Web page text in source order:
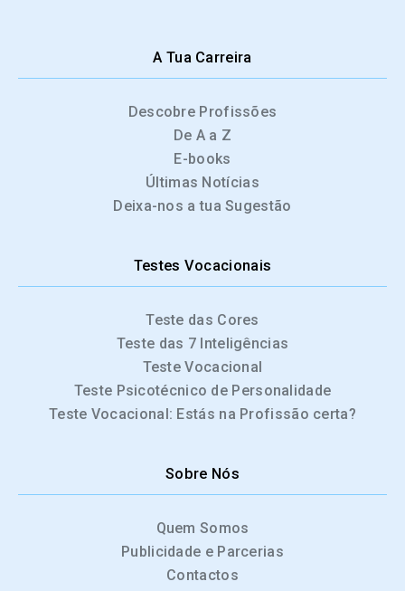
A Tua Carreira
Descobre Profissões
De A a Z
E-books
Últimas Notícias
Deixa-nos a tua Sugestão
Testes Vocacionais
Teste das Cores
Teste das 7 Inteligências
Teste Vocacional
Teste Psicotécnico de Personalidade
Teste Vocacional: Estás na Profissão certa?
Sobre Nós
Quem Somos
Publicidade e Parcerias
Contactos